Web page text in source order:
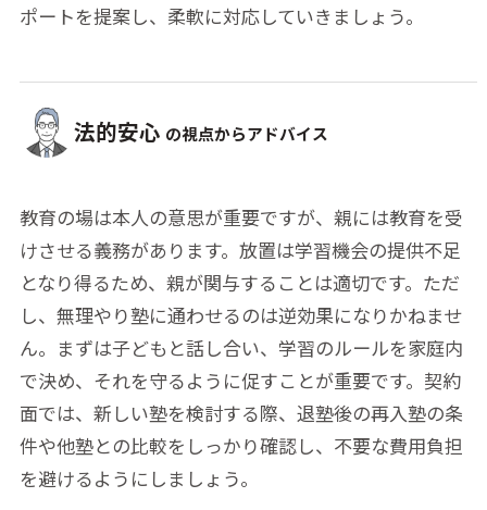
ポートを提案し、柔軟に対応していきましょう。
法的安心 の視点からアドバイス
教育の場は本人の意思が重要ですが、親には教育を受
けさせる義務があります。放置は学習機会の提供不足
となり得るため、親が関与することは適切です。ただ
し、無理やり塾に通わせるのは逆効果になりかねませ
ん。まずは子どもと話し合い、学習のルールを家庭内
で決め、それを守るように促すことが重要です。契約
面では、新しい塾を検討する際、退塾後の再入塾の条
件や他塾との比較をしっかり確認し、不要な費用負担
を避けるようにしましょう。